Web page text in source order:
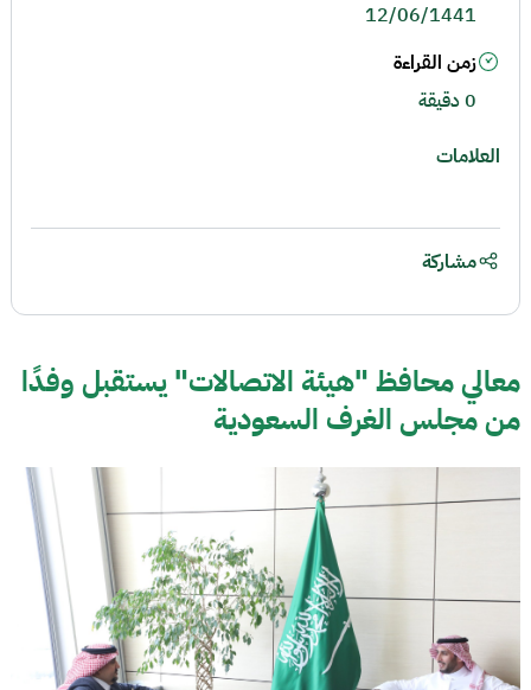
معالي محافظ "هيئة الاتصالات" يستقبل وفدًا
من مجلس الغرف السعودية
12/06/1441
زمن القراءة
0 دقيقة
العلامات
مشاركة